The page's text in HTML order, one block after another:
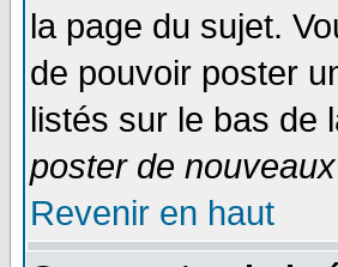
la page du sujet.
de pouvoir poster
listés sur le bas de
poster de
Revenir en haut